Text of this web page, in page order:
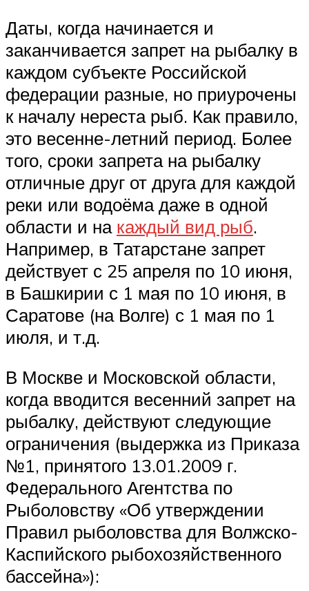
Даты, когда начинается и
заканчивается запрет на рыбалку в
каждом субъекте Российской
федерации разные, но приурочены
к началу нереста рыб. Как правило,
это весенне-летний период. Более
того, сроки запрета на рыбалку
отличные друг от друга для каждой
реки или водоёма даже в одной
области и на каждый вид рыб.
Например, в Татарстане запрет
действует с 25 апреля по 10 июня,
в Башкирии с 1 мая по 10 июня, в
Саратове (на Волге) с 1 мая по 1
июля, и т.д.
В Москве и Московской области,
когда вводится весенний запрет на
рыбалку, действуют следующие
ограничения (выдержка из Приказа
№1, принятого 13.01.2009 г.
Федерального Агентства по
Рыболовству «Об утверждении
Правил рыболовства для Волжско-
Каспийского рыбохозяйственного
бассейна»):